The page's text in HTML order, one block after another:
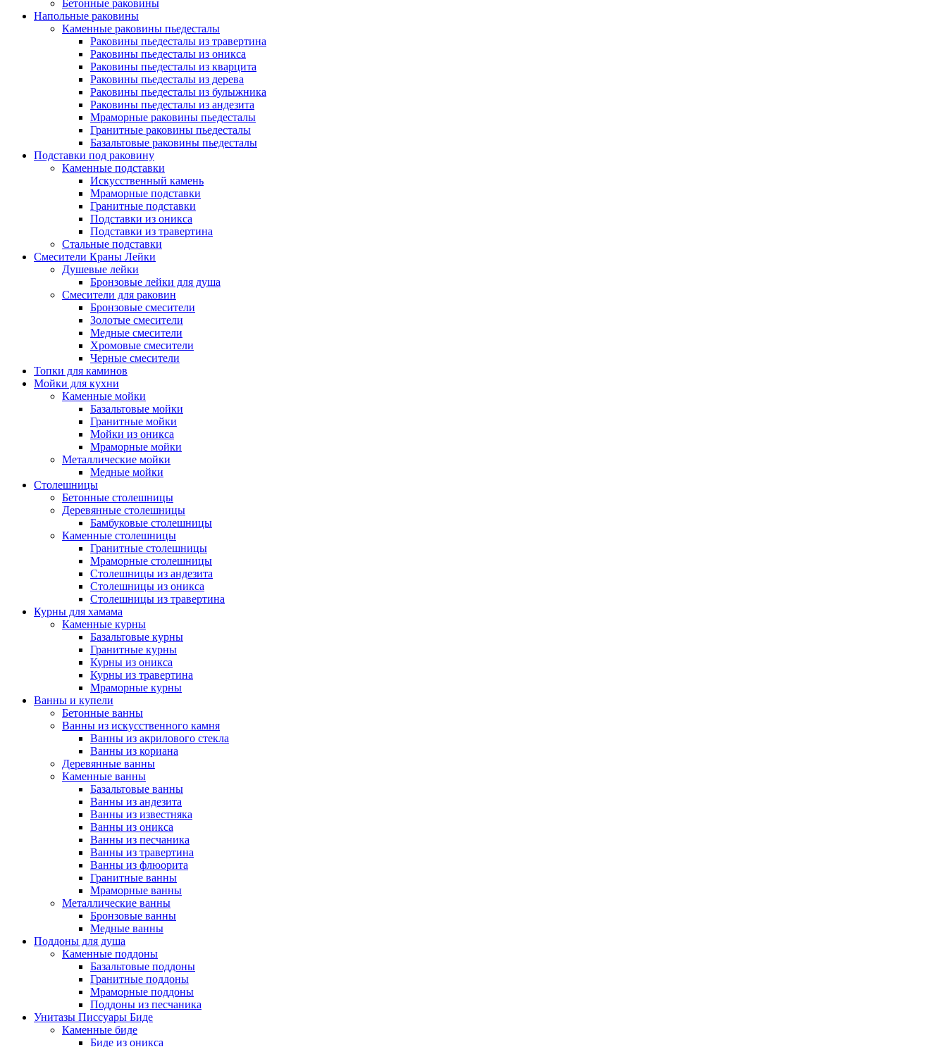
Бетонные раковины
Напольные раковины
Каменные раковины пьедесталы
Раковины пьедесталы из травертина
Раковины пьедесталы из оникса
Раковины пьедесталы из кварцита
Раковины пьедесталы из дерева
Раковины пьедесталы из булыжника
Раковины пьедесталы из андезита
Мраморные раковины пьедесталы
Гранитные раковины пьедесталы
Базальтовые раковины пьедесталы
Подставки под раковину
Каменные подставки
Искусственный камень
Мраморные подставки
Гранитные подставки
Подставки из оникса
Подставки из травертина
Стальные подставки
Смесители Краны Лейки
Душевые лейки
Бронзовые лейки для душа
Смесители для раковин
Бронзовые смесители
Золотые смесители
Медные смесители
Хромовые смесители
Черные смесители
Топки для каминов
Мойки для кухни
Каменные мойки
Базальтовые мойки
Гранитные мойки
Мойки из оникса
Мраморные мойки
Металлические мойки
Медные мойки
Столешницы
Бетонные столешницы
Деревянные столешницы
Бамбуковые столешницы
Каменные столешницы
Гранитные столешницы
Мраморные столешницы
Столешницы из андезита
Столешницы из оникса
Столешницы из травертина
Курны для хамама
Каменные курны
Базальтовые курны
Гранитные курны
Курны из оникса
Курны из травертина
Мраморные курны
Ванны и купели
Бетонные ванны
Ванны из искусственного камня
Ванны из акрилового стекла
Ванны из кориана
Деревянные ванны
Каменные ванны
Базальтовые ванны
Ванны из андезита
Ванны из известняка
Ванны из оникса
Ванны из песчаника
Ванны из травертина
Ванны из флюорита
Гранитные ванны
Мраморные ванны
Металлические ванны
Бронзовые ванны
Медные ванны
Поддоны для душа
Каменные поддоны
Базальтовые поддоны
Гранитные поддоны
Мраморные поддоны
Поддоны из песчаника
Унитазы Писсуары Биде
Каменные биде
Биде из оникса